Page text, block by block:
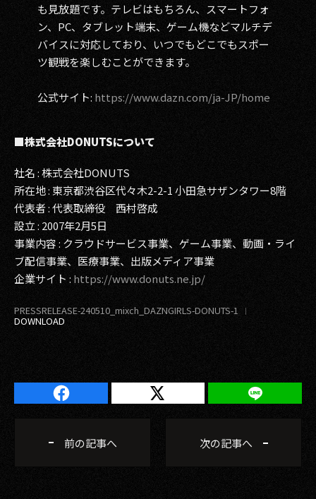
も見放題です。テレビはもちろん、スマートフォ
ン、PC、タブレット端末、ゲーム機などマルチデ
バイスに対応しており、いつでもどこでもスポー
ツ観戦を楽しむことができます。
公式サイト: https://www.dazn.com/ja-JP/home
■株式会社DONUTSについて
社名 : 株式会社DONUTS
所在地 : 東京都渋谷区代々木2-2-1 小田急サザンタワー8階
代表者 : 代表取締役 西村啓成
設立 : 2007年2月5日
事業内容 : クラウドサービス事業、ゲーム事業、動画・ライ
ブ配信事業、医療事業、出版メディア事業
企業サイト : https://www.donuts.ne.jp/
PRESSRELEASE-240510_mixch_DAZNGIRLS-DONUTS-1
前の記事へ 次の記事へ